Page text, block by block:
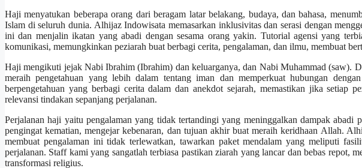
Haji menyatukan beberapa orang dari beragam latar belakang, budaya, dan bahasa,
Islam di seluruh dunia. Alhijaz Indowisata memasarkan inklusivitas dan serasi dengan
ini dan menjalin ikatan yang abadi dengan sesama orang yakin. Tutorial agensi yang
komunikasi, memungkinkan peziarah buat berbagi cerita, pengalaman, dan ilmu, membuat
Haji mengikuti jejak Nabi Ibrahim (Ibrahim) dan keluarganya, dan Nabi Muhammad (saw).
meraih pengetahuan yang lebih dalam tentang iman dan memperkuat hubungan
berpengetahuan yang berbagi cerita dalam dan anekdot sejarah, memastikan jika setiap
relevansi tindakan sepanjang perjalanan.
Perjalanan haji yaitu pengalaman yang tidak tertandingi yang meninggalkan dampak abadi
pengingat kematian, mengejar kebenaran, dan tujuan akhir buat meraih keridhaan Allah.
membuat pengalaman ini tidak terlewatkan, tawarkan paket mendalam yang meliputi
perjalanan. Staff kami yang sangatlah terbiasa pastikan ziarah yang lancar dan bebas repot,
transformasi religius.